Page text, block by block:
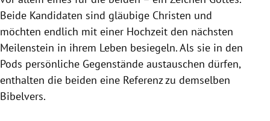
Beide Kandidaten sind gläubige Christen und
möchten endlich mit einer Hochzeit den nächsten
Meilenstein in ihrem Leben besiegeln. Als sie in den
Pods persönliche Gegenstände austauschen dürfen,
enthalten die beiden eine Referenz zu demselben
Bibelvers.